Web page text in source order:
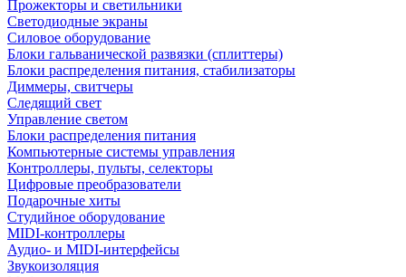
Прожекторы и светильники
Светодиодные экраны
Силовое оборудование
Блоки гальванической развязки (сплиттеры)
Блоки распределения питания, стабилизаторы
Диммеры, свитчеры
Следящий свет
Управление светом
Блоки распределения питания
Компьютерные системы управления
Контроллеры, пульты, селекторы
Цифровые преобразователи
Подарочные хиты
Студийное оборудование
MIDI-контроллеры
Аудио- и MIDI-интерфейсы
Звукоизоляция